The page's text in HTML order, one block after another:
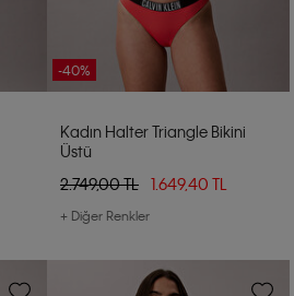
-40%
Kadın Halter Triangle Bikini
Üstü
2.749,00 TL
1.649,40 TL
+ Diğer Renkler